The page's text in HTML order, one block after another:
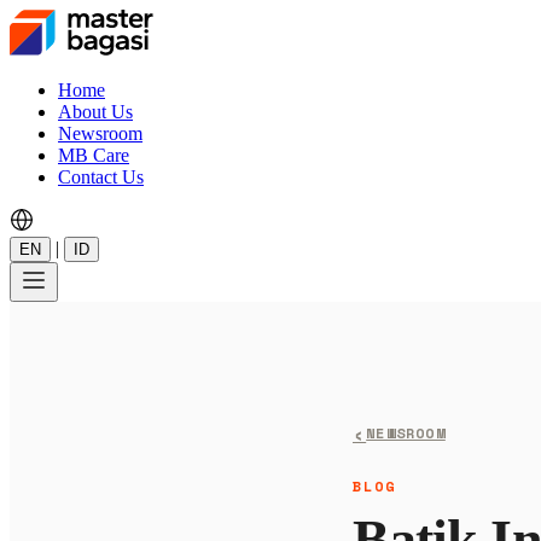
Home
About Us
Newsroom
MB Care
Contact Us
EN | ID
‹NEWSROOM
BLOG